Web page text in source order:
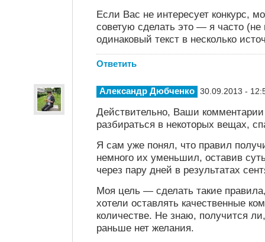
Если Вас не интересует конкурс,
советую сделать это — я часто (не
одинаковый текст в несколько
Ответить
Александр Дюбченко 30.09.2013 -
Действительно, Ваши
разбираться в некоторых вещах,
Я сам уже понял, что правил
немного их уменьшил, оставив
через пару дней в результатах
Моя цель — сделать такие
хотели оставлять качественные
количестве. Не знаю, получится
раньше нет желания.